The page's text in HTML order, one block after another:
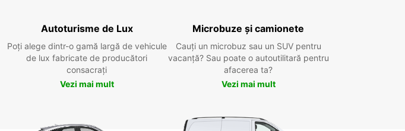
Autoturisme de Lux
Poți alege dintr-o gamă largă de vehicule
de lux fabricate de producători
consacrați
Vezi mai mult
Microbuze și camionete
Cauți un microbuz sau un SUV pentru
vacanță? Sau poate o autoutilitară pentru
afacerea ta?
Vezi mai mult